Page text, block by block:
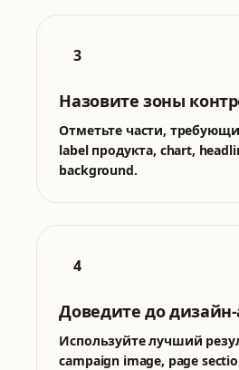
3
Назовите зоны
Отметьте части,
label продукта, chart,
background.
4
Доведите до
Используйте лучший
campaign image, page